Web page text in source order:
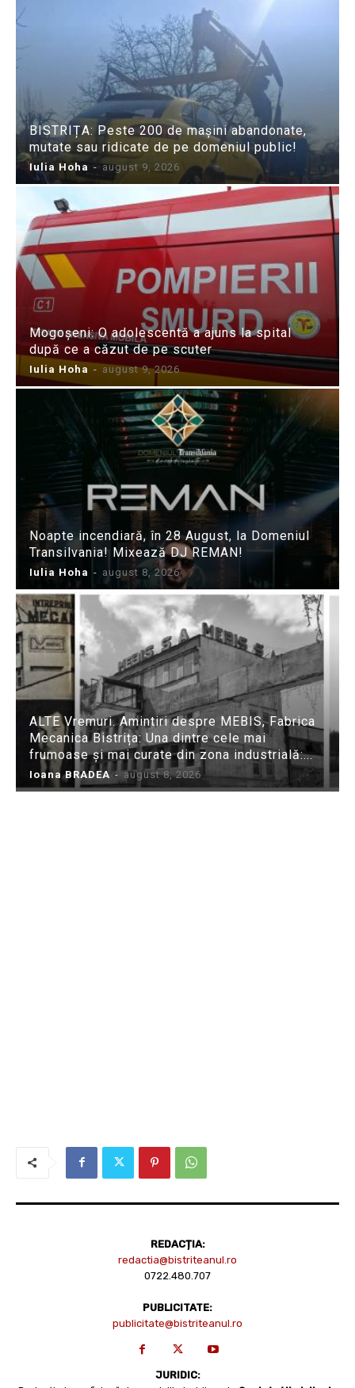
BISTRIȚA: Peste 200 de mașini abandonate,
mutate sau ridicate de pe domeniul public!
Iulia Hoha - august 9, 2026
Mogoșeni: O adolescentă a ajuns la spital
după ce a căzut de pe scuter
Iulia Hoha - august 9, 2026
Noapte incendiară, în 28 August, la Domeniul
Transilvania! Mixează DJ REMAN!
Iulia Hoha - august 8, 2026
ALTE Vremuri. Amintiri despre MEBIS, Fabrica
Mecanica Bistrița: Una dintre cele mai
frumoase și mai curate din zona industrială:...
Ioana BRADEA - august 8, 2026
REDACȚIA:
redactia@bistriteanul.ro
0722.480.707
PUBLICITATE:
publicitate@bistriteanul.ro
JURIDIC: